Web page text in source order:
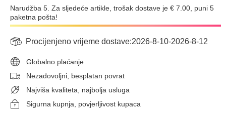
Narudžba 5. Za sljedeće artikle, trošak dostave je € 7.00, puni 5
paketna pošta!
Procijenjeno vrijeme dostave:2026-8-10-2026-8-12
Globalno plaćanje
Nezadovoljni, besplatan povrat
Najviša kvaliteta, najbolja usluga
Sigurna kupnja, povjerljivost kupaca